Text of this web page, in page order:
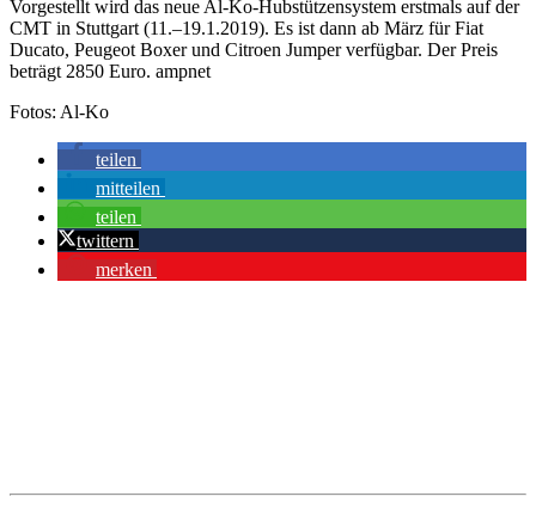
Vorgestellt wird das neue Al-Ko-Hubstützensystem erstmals auf der
CMT in Stuttgart (11.–19.1.2019). Es ist dann ab März für Fiat
Ducato, Peugeot Boxer und Citroen Jumper verfügbar. Der Preis
beträgt 2850 Euro. ampnet
Fotos: Al-Ko
teilen
mitteilen
teilen
twittern
merken